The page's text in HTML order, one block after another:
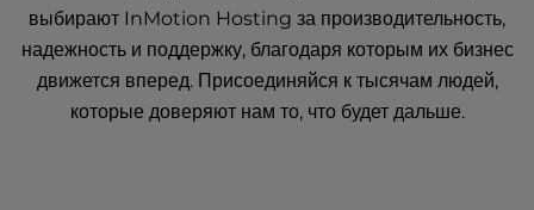
выбирают InMotion Hosting за производительность,
надежность и поддержку, благодаря которым их бизнес
движется вперед. Присоединяйся к тысячам людей,
которые доверяют нам то, что будет дальше.